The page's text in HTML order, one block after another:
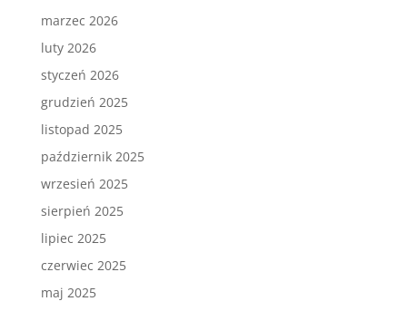
marzec 2026
luty 2026
styczeń 2026
grudzień 2025
listopad 2025
październik 2025
wrzesień 2025
sierpień 2025
lipiec 2025
czerwiec 2025
maj 2025